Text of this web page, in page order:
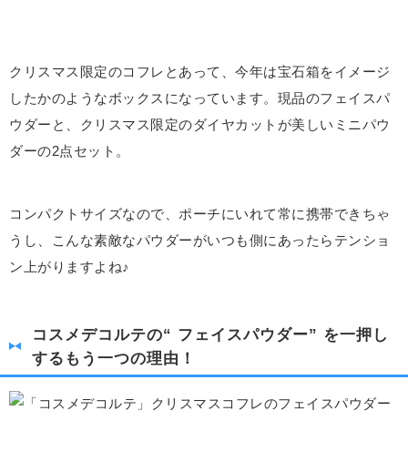
クリスマス限定のコフレとあって、今年は宝石箱をイメージ
したかのようなボックスになっています。現品のフェイスパ
ウダーと、クリスマス限定のダイヤカットが美しいミニパウ
ダーの2点セット。
コンパクトサイズなので、ポーチにいれて常に携帯できちゃ
うし、こんな素敵なパウダーがいつも側にあったらテンショ
ン上がりますよね♪
コスメデコルテの“ フェイスパウダー” を一押し
するもう一つの理由！